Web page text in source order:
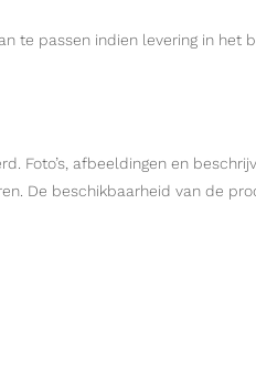
te passen indien levering in het
Foto’s, afbeeldingen en
De beschikbaarheid van de